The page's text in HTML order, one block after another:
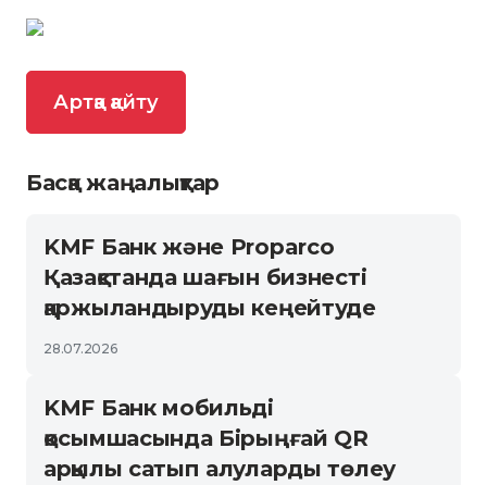
Артқа қайту
Басқа жаңалықтар
KMF Банк және Proparco
Қазақстанда шағын бизнесті
қаржыландыруды кеңейтуде
28.07.2026
KMF Банк мобильді
қосымшасында Бірыңғай QR
арқылы сатып алуларды төлеу